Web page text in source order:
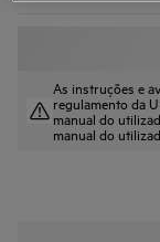
As instruções e
regulamento da
manual do
manual do